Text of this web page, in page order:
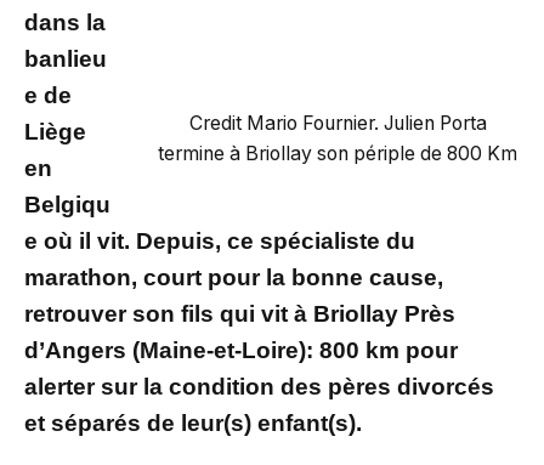
Credit Mario Fournier. Julien Porta
termine à Briollay son périple de 800 Km
dans la
banlieu
e de
Liège
en
Belgiqu
e où il vit. Depuis, ce spécialiste du
marathon, court pour la bonne cause,
retrouver son fils qui vit à Briollay Près
d’Angers (Maine-et-Loire): 800 km pour
alerter sur la condition des pères divorcés
et séparés de leur(s) enfant(s).